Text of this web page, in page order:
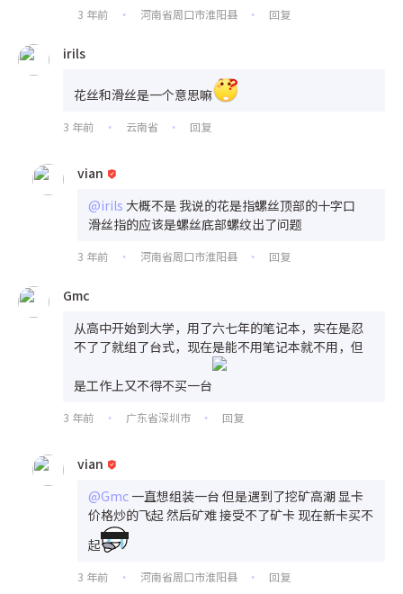
3 年前 • 河南省周口市淮阳县 • 回复
irils
花丝和滑丝是一个意思嘛
3 年前 • 云南省 • 回复
vian
@irils 大概不是 我说的花是指螺丝顶部的十字口
滑丝指的应该是螺丝底部螺纹出了问题
3 年前 • 河南省周口市淮阳县 • 回复
Gmc
从高中开始到大学，用了六七年的笔记本，实在是忍
不了了就组了台式，现在是能不用笔记本就不用，但
是工作上又不得不买一台
3 年前 • 广东省深圳市 • 回复
vian
@Gmc 一直想组装一台 但是遇到了挖矿高潮 显卡
价格炒的飞起 然后矿难 接受不了矿卡 现在新卡买不
起
3 年前 • 河南省周口市淮阳县 • 回复